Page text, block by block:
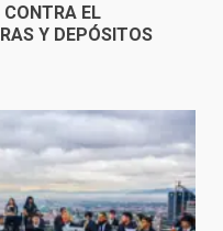
CONTRA EL
Y DEPÓSITOS